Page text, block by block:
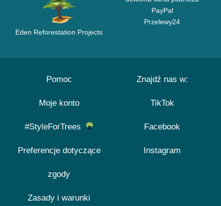
Eden Reforestation Projects
PayPal
Przelewy24
Pomoc
Moje konto
#StyleForTrees
Preferencje dotyczące
zgody
Zasady i warunki
Znajdź nas w:
TikTok
Facebook
Instagram